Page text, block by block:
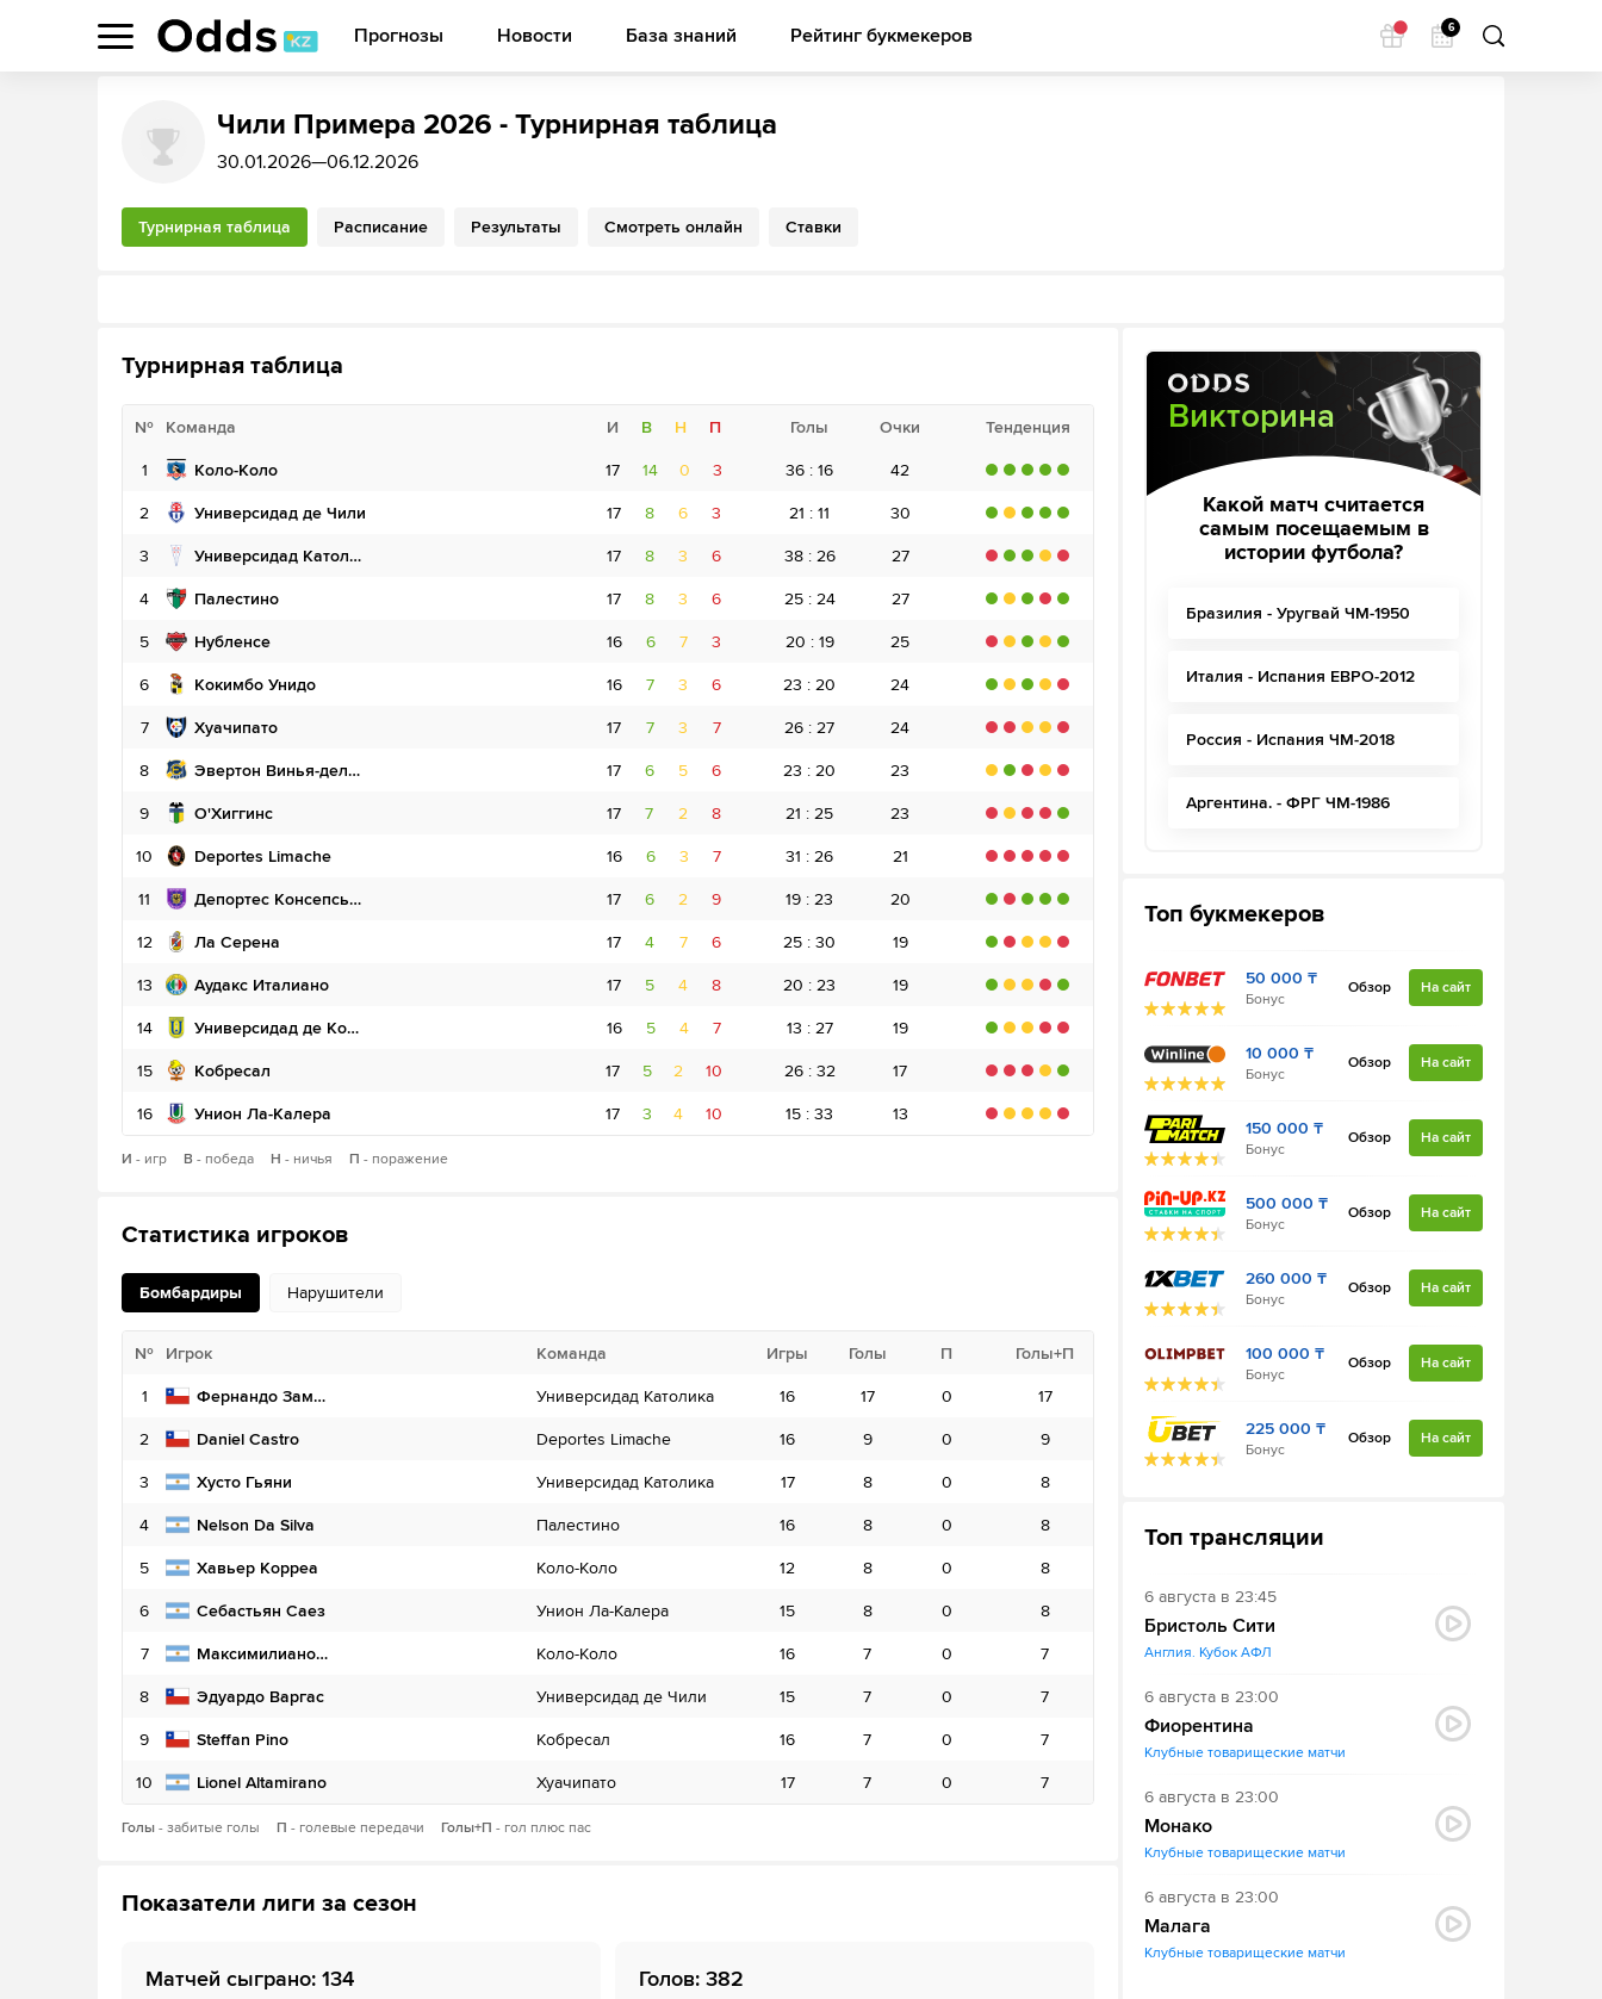
Прогнозы Новости База знаний Рейтинг букмекеров 6
Чили Примера 2026 - Турнирная таблица
30.01.2026—06.12.2026
Турнирная таблица Расписание Результаты Смотреть онлайн Ставки
Турнирная таблица
№ Команда
1 Коло-Коло
2 Универсидад де Чили
3 Универсидад Католика
4 Палестино
5 Нубленсе
6 Кокимбо Унидо
7 Хуачипато
8 Эвертон Винья-дель-Мар
9 О'Хиггинс
10 Deportes Limache
11 Депортес Консепсьон
12 Ла Серена
13 Аудакс Италиано
14 Универсидад де Консепсьон
15 Кобресал
16 Унион Ла-Калера
И В Н П Голы Очки Тенденция
17 14 0 3 36 : 16 42
17 8 6 3 21 : 11 30
17 8 3 6 38 : 26 27
17 8 3 6 25 : 24 27
16 6 7 3 20 : 19 25
16 7 3 6 23 : 20 24
17 7 3 7 26 : 27 24
17 6 5 6 23 : 20 23
17 7 2 8 21 : 25 23
16 6 3 7 31 : 26 21
17 6 2 9 19 : 23 20
17 4 7 6 25 : 30 19
17 5 4 8 20 : 23 19
16 5 4 7 13 : 27 19
17 5 2 10 26 : 32 17
17 3 4 10 15 : 33 13
И - игр В - победа Н - ничья П - поражение
Статистика игроков
Бомбардиры Нарушители
№ Игрок
1 Фернандо Зампедри
2 Daniel Castro
3 Хусто Гьяни
4 Nelson Da Silva
5 Хавьер Корреа
6 Себастьян Саез
7 Максимилиано Ромеро
8 Эдуардо Варгас
9 Steffan Pino
10 Lionel Altamirano
Команда Игры Голы П Голы+П
Универсидад Католика 16 17 0 17
Deportes Limache 16 9 0 9
Универсидад Католика 17 8 0 8
Палестино 16 8 0 8
Коло-Коло 12 8 0 8
Унион Ла-Калера 15 8 0 8
Коло-Коло 16 7 0 7
Универсидад де Чили 15 7 0 7
Кобресал 16 7 0 7
Хуачипато 17 7 0 7
Голы - забитые голы П - голевые передачи Голы+П - гол плюс пас
№ Игрок
1 Marco Collao
2 Diego Carrasco
3
4 Клементе Монтес
5 Yerko Gonzalez
6 Николас Гарридо
7 Хуан Диас
8 Себастьян Гальегос
9
10 Manuel Fernandez
Команда Игры КК
Аудакс Италиано 14
Депортес Консепсьон 8
Нубленсе 8
Универсидад Католика 11
Deportes Limache 13
О'Хиггинс 10
Универсидад Католика 12
Палестино 16
Кокимбо Унидо 13
Кокимбо Унидо 13
ЖК КК
Показатели лиги за сезон
Матчей сыграно: 134 Голов: 382
Викторина
Какой матч считается
самым посещаемым в
истории футбола?
Бразилия - Уругвай ЧМ-1950
Италия - Испания ЕВРО-2012
Россия - Испания ЧМ-2018
Аргентина. - ФРГ ЧМ-1986
Топ букмекеров
50 000 ₸
Бонус
Обзор На сайт
10 000 ₸
Бонус
Обзор На сайт
150 000 ₸
Бонус
Обзор На сайт
500 000 ₸
Бонус
Обзор На сайт
260 000 ₸
Бонус
Обзор На сайт
100 000 ₸
Бонус
Обзор На сайт
225 000 ₸
Бонус
Обзор На сайт
Топ трансляции
6 августа в 23:45
Бристоль Сити
Англия. Кубок АФЛ
6 августа в 23:00
Фиорентина
Клубные товарищеские матчи
6 августа в 23:00
Монако
Клубные товарищеские матчи
6 августа в 23:00
Малага
Клубные товарищеские матчи